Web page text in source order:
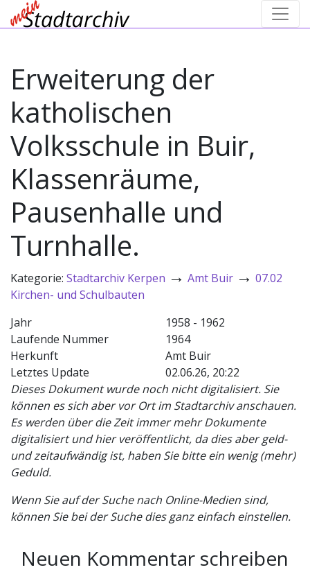
Erweiterung der
katholischen
Volksschule in Buir,
Klassenräume,
Pausenhalle und
Turnhalle.
Kategorie: Stadtarchiv Kerpen → Amt Buir → 07.02
Kirchen- und Schulbauten
Jahr
1958 - 1962
Laufende Nummer
1964
Herkunft
Amt Buir
Letztes Update
02.06.26, 20:22
Dieses Dokument wurde noch nicht digitalisiert. Sie
können es sich aber vor Ort im Stadtarchiv anschauen.
Es werden über die Zeit immer mehr Dokumente
digitalisiert und hier veröffentlicht, da dies aber geld-
und zeitaufwändig ist, haben Sie bitte ein wenig (mehr)
Geduld.
Wenn Sie auf der Suche nach Online-Medien sind,
können Sie bei der Suche dies ganz einfach einstellen.
Neuen Kommentar schreiben